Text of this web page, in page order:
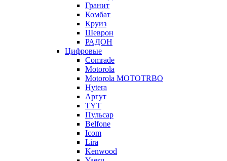
Гранит
Комбат
Круиз
Шеврон
РАДОН
Цифровые
Comrade
Motorola
Motorola MOTOTRBO
Hytera
Аргут
TYT
Пульсар
Belfone
Icom
Lira
Kenwood